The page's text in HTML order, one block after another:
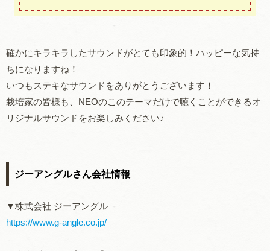
確かにキラキラしたサウンドがとても印象的！ハッピーな気持
ちになりますね！
いつもステキなサウンドをありがとうございます！
栽培家の皆様も、NEOのこのテーマだけで聴くことができるオ
リジナルサウンドをお楽しみください♪
ジーアングルさん会社情報
▼株式会社 ジーアングル
https://www.g-angle.co.jp/